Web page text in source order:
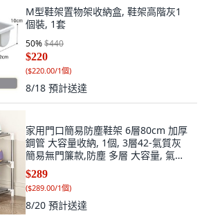
M型鞋架置物架收納盒, 鞋架高階灰1
個裝, 1套
50%$440
$220
($220.00/1個)
8/18 預計送達
家用門口簡易防塵鞋架 6層80cm 加厚
鋼管 大容量收納, 1個, 3層42-氣質灰
簡易無門簾款,防塵 多層 大容量, 氣質
灰
$289
($289.00/1個)
8/20 預計送達